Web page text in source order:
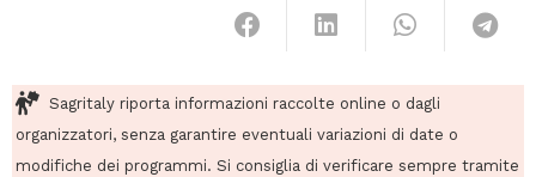
Sagritaly riporta informazioni raccolte online o dagli
organizzatori, senza garantire eventuali variazioni di date o
modifiche dei programmi. Si consiglia di verificare sempre tramite